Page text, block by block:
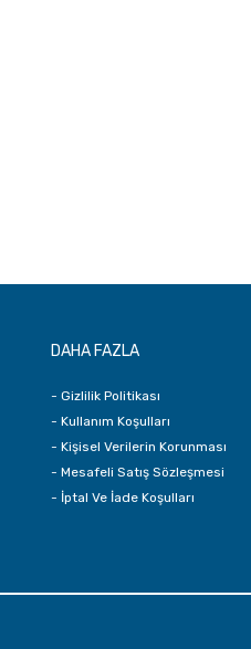
DAHA FAZLA
- Gizlilik Politikası
- Kullanım Koşulları
- Kişisel Verilerin Korunması
- Mesafeli Satış Sözleşmesi
- İptal Ve İade Koşulları